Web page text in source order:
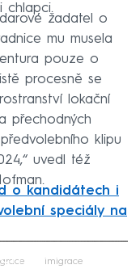
chlapci.
žadatel o
mu musela
pouze o
procesně se
lokační
přechodných
klipu
uvedl též
o kandidátech i
speciály na
imigrace